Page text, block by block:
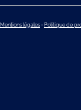
Mentions légales• Politique de